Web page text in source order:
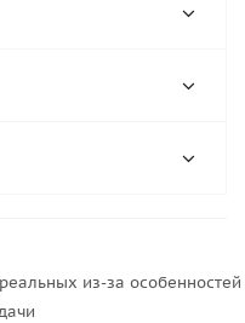
из-за особенностей